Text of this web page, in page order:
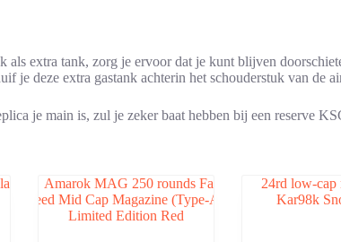
als extra tank, zorg je ervoor dat je kunt blijven
je deze extra gastank achterin het schouderstuk van de
je main is, zul je zeker baat hebben bij een reserve